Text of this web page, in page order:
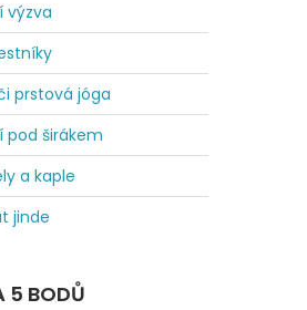
výzva
prstová jóga
pod širákem
a kaple
jinde
5 BODŮ